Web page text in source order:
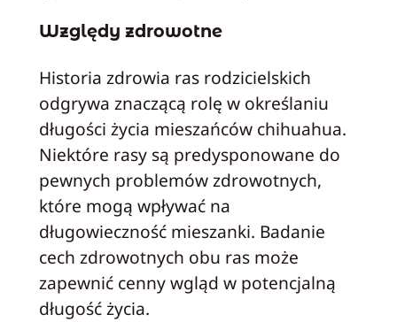
Względy zdrowotne
Historia zdrowia ras rodzicielskich
odgrywa znaczącą rolę w określaniu
długości życia mieszańców chihuahua.
Niektóre rasy są predysponowane do
pewnych problemów zdrowotnych,
które mogą wpływać na
długowieczność mieszanki. Badanie
cech zdrowotnych obu ras może
zapewnić cenny wgląd w potencjalną
długość życia.